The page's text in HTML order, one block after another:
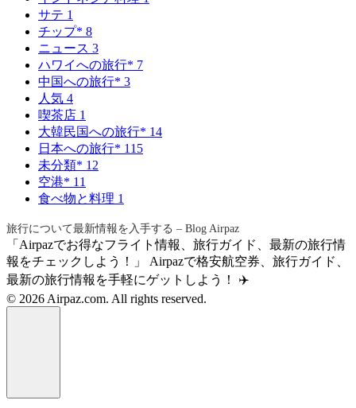
サテ 1
チップ* 8
ニュース 3
ハワイへの旅行* 7
中国への旅行* 3
人気 4
喫茶店 1
大韓民国への旅行* 14
日本への旅行* 115
未分類* 12
空港* 11
食べ物と料理 1
旅行について最新情報を入手する – Blog Airpaz
「Airpazでお得なフライト情報、旅行ガイド、最新の旅行情
報をチェックしよう！」 Airpazで格安航空券、旅行ガイド、
最新の旅行情報を手軽にゲットしよう！ ✈️
© 2026 Airpaz.com. All rights reserved.